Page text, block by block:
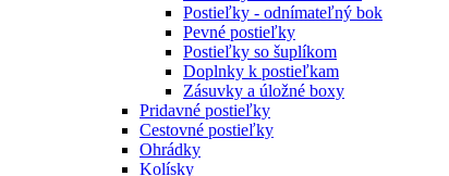
Postieľky - odnímateľný bok
Pevné postieľky
Postieľky so šuplíkom
Doplnky k postieľkam
Zásuvky a úložné boxy
Pridavné postieľky
Cestovné postieľky
Ohrádky
Kolísky